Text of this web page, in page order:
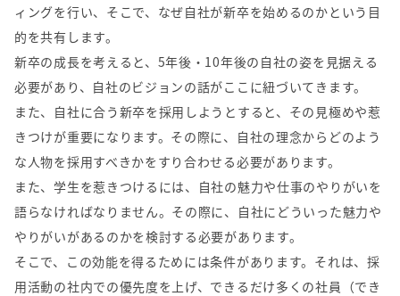
ィングを行い、そこで、なぜ自社が新卒を始めるのかという目
的を共有します。
新卒の成長を考えると、5年後・10年後の自社の姿を見据える
必要があり、自社のビジョンの話がここに紐づいてきます。
また、自社に合う新卒を採用しようとすると、その見極めや惹
きつけが重要になります。その際に、自社の理念からどのよう
な人物を採用すべきかをすり合わせる必要があります。
また、学生を惹きつけるには、自社の魅力や仕事のやりがいを
語らなければなりません。その際に、自社にどういった魅力や
やりがいがあるのかを検討する必要があります。
そこで、この効能を得るためには条件があります。それは、採
用活動の社内での優先度を上げ、できるだけ多くの社員（でき